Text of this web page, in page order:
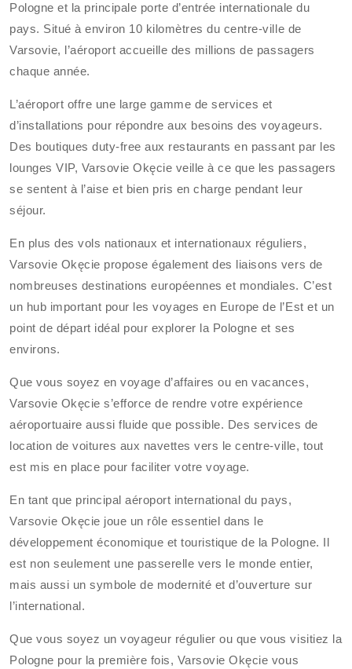
Pologne et la principale porte d’entrée internationale du
pays. Situé à environ 10 kilomètres du centre-ville de
Varsovie, l’aéroport accueille des millions de passagers
chaque année.
L’aéroport offre une large gamme de services et
d’installations pour répondre aux besoins des voyageurs.
Des boutiques duty-free aux restaurants en passant par les
lounges VIP, Varsovie Okęcie veille à ce que les passagers
se sentent à l’aise et bien pris en charge pendant leur
séjour.
En plus des vols nationaux et internationaux réguliers,
Varsovie Okęcie propose également des liaisons vers de
nombreuses destinations européennes et mondiales. C’est
un hub important pour les voyages en Europe de l’Est et un
point de départ idéal pour explorer la Pologne et ses
environs.
Que vous soyez en voyage d’affaires ou en vacances,
Varsovie Okęcie s’efforce de rendre votre expérience
aéroportuaire aussi fluide que possible. Des services de
location de voitures aux navettes vers le centre-ville, tout
est mis en place pour faciliter votre voyage.
En tant que principal aéroport international du pays,
Varsovie Okęcie joue un rôle essentiel dans le
développement économique et touristique de la Pologne. Il
est non seulement une passerelle vers le monde entier,
mais aussi un symbole de modernité et d’ouverture sur
l’international.
Que vous soyez un voyageur régulier ou que vous visitiez la
Pologne pour la première fois, Varsovie Okęcie vous